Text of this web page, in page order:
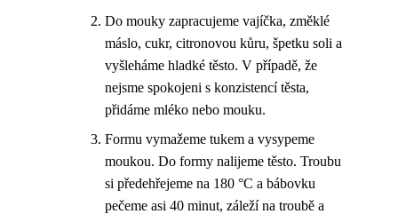
Do mouky zapracujeme vajíčka, změklé
máslo, cukr, citronovou kůru, špetku soli a
vyšleháme hladké těsto. V případě, že
nejsme spokojeni s konzistencí těsta,
přidáme mléko nebo mouku.
Formu vymažeme tukem a vysypeme
moukou. Do formy nalijeme těsto. Troubu
si předehřejeme na 180 °C a bábovku
pečeme asi 40 minut, záleží na troubě a